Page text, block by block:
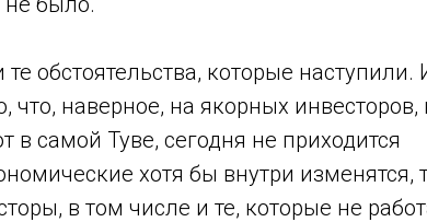
обстоятельства, которые наступили.
что, наверное, на якорных инвесторов,
в самой Туве, сегодня не приходится
хотя бы внутри изменятся,
в том числе и те, которые не